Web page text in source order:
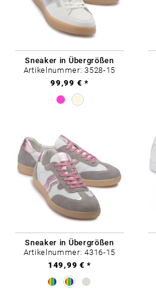
Sneaker in Übergrößen
Artikelnummer: 3528-15
99,99 € *
Sneaker in Übergrößen
Artikelnummer: 4316-15
149,99 € *